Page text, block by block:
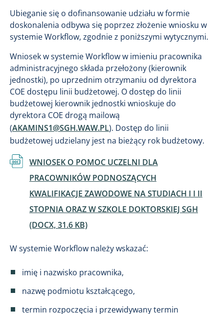
Ubieganie się o dofinansowanie udziału w formie
doskonalenia odbywa się poprzez złożenie wniosku w
systemie Workflow, zgodnie z poniższymi wytycznymi.
Wniosek w systemie Workflow w imieniu pracownika
administracyjnego składa przełożony (kierownik
jednostki), po uprzednim otrzymaniu od dyrektora
COE dostępu linii budżetowej. O dostęp do linii
budżetowej kierownik jednostki wnioskuje do
dyrektora COE drogą mailową
(AKAMINS1@SGH.WAW.PL). Dostęp do linii
budżetowej udzielany jest na bieżący rok budżetowy.
DokumentWNIOSEK O POMOC UCZELNI DLA
PRACOWNIKÓW PODNOSZĄCYCH
KWALIFIKACJE ZAWODOWE NA STUDIACH I I II
STOPNIA ORAZ W SZKOLE DOKTORSKIEJ SGH
(DOCX, 31.6 KB)
W systemie Workflow należy wskazać:
imię i nazwisko pracownika,
nazwę podmiotu kształcącego,
termin rozpoczęcia i przewidywany termin